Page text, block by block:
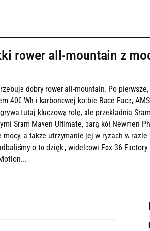
rower all-mountain z
dobry rower all-mountain. Po
400 Wh i karbonowej korbie Race Face,
tutaj kluczową rolę, ale przekładnia
Sram Maven Ultimate, parą kół Newmen
a także utrzymanie jej w ryzach w
o to dzięki, widelcowi Fox 36